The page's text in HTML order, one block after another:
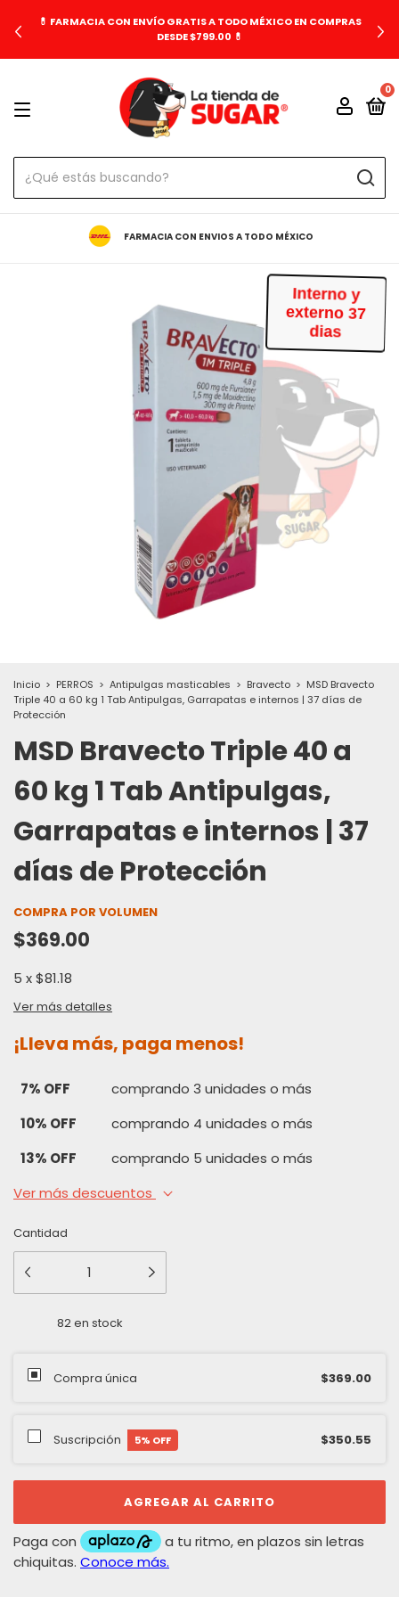
💊 FARMACIA CON ENVÍO GRATIS A TODO MÉXICO EN COMPRAS
DESDE $799.00 💊
0
FARMACIA CON ENVIOS A TODO MÉXICO
Interno y
externo 37
dias
Inicio > PERROS > Antipulgas masticables > Bravecto > MSD Bravecto
Triple 40 a 60 kg 1 Tab Antipulgas, Garrapatas e internos | 37 días de
Protección
MSD Bravecto Triple 40 a
60 kg 1 Tab Antipulgas,
Garrapatas e internos | 37
días de Protección
COMPRA POR VOLUMEN
$369.00
5 x$81.18
Ver más detalles
¡Lleva más, paga menos!
7% OFF
comprando 3 unidades o más
10% OFF
comprando 4 unidades o más
13% OFF
comprando 5 unidades o más
Ver más descuentos
Cantidad
82en stock
Compra única $369.00
Suscripción 5% OFF $350.55